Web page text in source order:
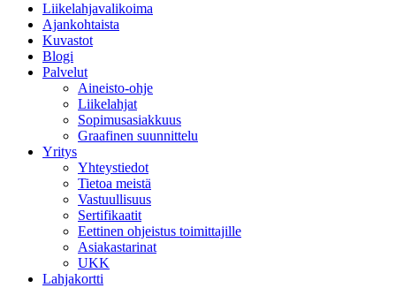
Liikelahjavalikoima
Ajankohtaista
Kuvastot
Blogi
Palvelut
Aineisto-ohje
Liikelahjat
Sopimusasiakkuus
Graafinen suunnittelu
Yritys
Yhteystiedot
Tietoa meistä
Vastuullisuus
Sertifikaatit
Eettinen ohjeistus toimittajille
Asiakastarinat
UKK
Lahjakortti